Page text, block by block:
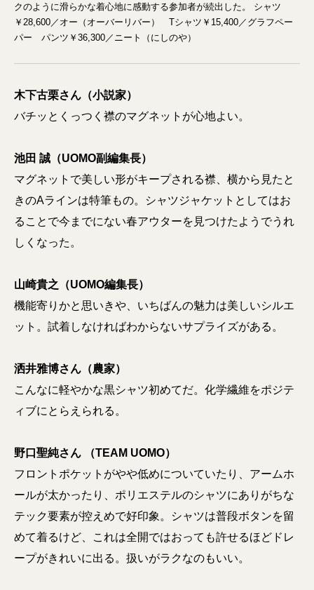
クのように滑らかな着心地に感動する参加者が続出した。 シャツ
￥28,600／オー（オーバーリバー） Tシャツ￥15,400／グラフペー
パー パンツ￥36,300／ニート（にしのや）
木下古栗さん（小説家）
バチッとくっつく襟のマグネットが心地よい。
池田 誠（UOMO副編集長）
マグネットで美しい形がキープされる襟、横から見たと
きのAラインは特筆もの。シャツジャケットとしてはお
ることで今までにない春アウターを見つけたようでうれ
しくなった。
山崎貴之（UOMO編集長）
機能寄りかと思いきや、いちばんの魅力は美しいシルエ
ット。試着しなければわからないサプライズがある。
洒井雅博さん（農家）
こんなに軽やかな黒シャツ初めてだ。化学繊維をポジテ
ィブにとらえられる。
野口聖純さん （TEAM UOMO）
フロントポケットがやや低めについていたり、アームホ
ールが太かったり、ポリエステルのシャツにありがちな
テック要素が控えめで好印象。シャツは普段ボタンを留
めて着るけど、これは全開ではおっても許せるほどドレ
ープがきれいに出る。扱いがラクなのもいい。